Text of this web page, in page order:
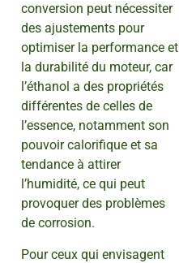
conversion peut nécessiter
des ajustements pour
optimiser la performance et
la durabilité du moteur, car
l’éthanol a des propriétés
différentes de celles de
l’essence, notamment son
pouvoir calorifique et sa
tendance à attirer
l’humidité, ce qui peut
provoquer des problèmes
de corrosion.
Pour ceux qui envisagent